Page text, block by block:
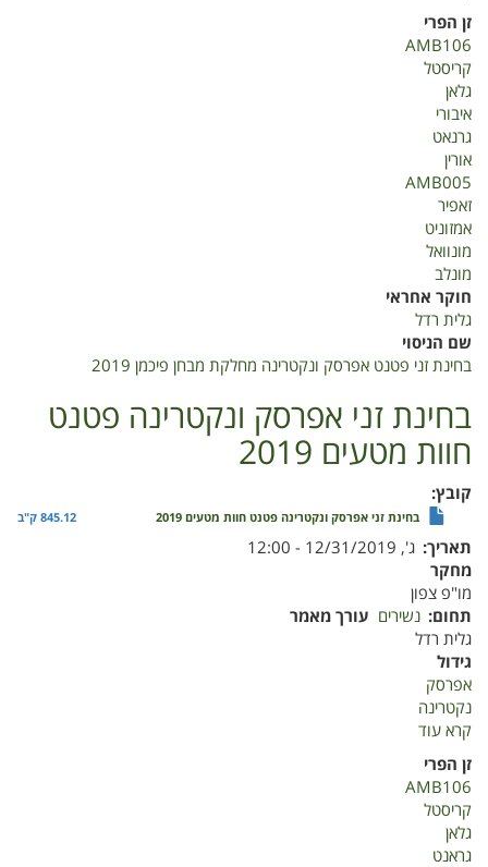
זני
פטנט
2019
זן הפרי
AMB106
קריסטל
גלאן
איבורי
גרנאט
אורין
AMB005
זאפיר
אמזוניט
מונוואל
מונלב
חוקר אחראי
גלית רדל
שם הניסוי
בחינת זני פטנט אפרסק ונקטרינה מחלקת מבחן פיכמן 2019
בחינת זני אפרסק ונקטרינה פטנט
חוות מטעים 2019
קובץ
בחינת זני אפרסק ונקטרינה פטנט חוות מטעים 2019 845.12 ק"ב
תאריך ג', 12/31/2019 - 12:00
מחקר
מו"פ צפון
תחום נשירים עורך מאמר
גלית רדל
גידול
אפרסק
נקטרינה
קרא עוד
זני
אפרסק
זן הפרי
AMB106
קריסטל
גלאן
גראנט